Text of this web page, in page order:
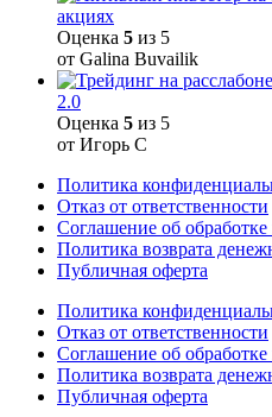
акциях
Оценка 5 из 5
от Galina Buvailik
2.0
Оценка 5 из 5
от Игорь С
Политика
Отказ от ответственности
Соглашение об
Политика возврата
Публичная оферта
Политика
Отказ от ответственности
Соглашение об
Политика возврата
Публичная оферта